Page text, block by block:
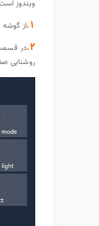
ویندوز
1. از گوشه
2. در
روشنایی